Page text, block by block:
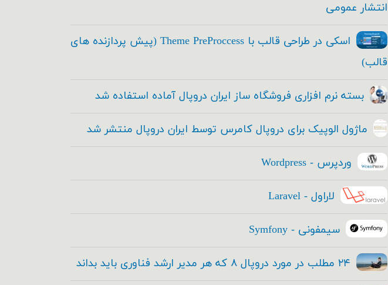
انتشار عمومی
اسکی در طراحی قالب با Theme PreProccess (پیش پردازنده های
قالب)
بسته نرم افزاری فروشگاه ساز ایران دروپال آماده استفاده شد
ماژول الوپیک برای دروپال کامرس توسط ایران دروپال منتشر شد
وردپرس - Wordpress
لاراول - Laravel
سیمفونی - Symfony
۲۴ مطلب در مورد دروپال ۸ که هر مدیر ارشد فناوری باید بداند